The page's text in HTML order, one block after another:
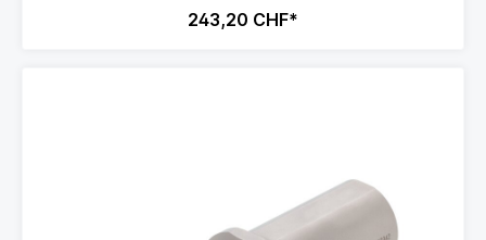
243,20 CHF*